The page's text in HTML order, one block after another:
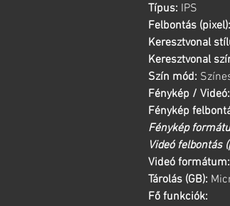
Típus: IPS
Felbontás (pixel):
Keresztvonal
Keresztvonal
Szín mód:
Fénykép / Videó:
Fénykép
Fénykép
Videó felbontás
Videó formátum:
Tárolás (GB):
Fő funkciók: